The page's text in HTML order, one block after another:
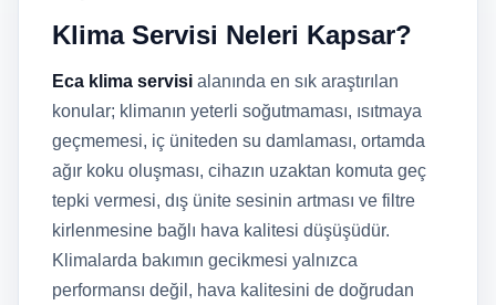
Klima Servisi Neleri Kapsar?
Eca klima servisi alanında en sık araştırılan
konular; klimanın yeterli soğutmaması, ısıtmaya
geçmemesi, iç üniteden su damlaması, ortamda
ağır koku oluşması, cihazın uzaktan komuta geç
tepki vermesi, dış ünite sesinin artması ve filtre
kirlenmesine bağlı hava kalitesi düşüşüdür.
Klimalarda bakımın gecikmesi yalnızca
performansı değil, hava kalitesini de doğrudan